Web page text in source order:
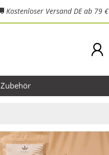
Kostenloser Versand DE ab 79 €
Zubehör